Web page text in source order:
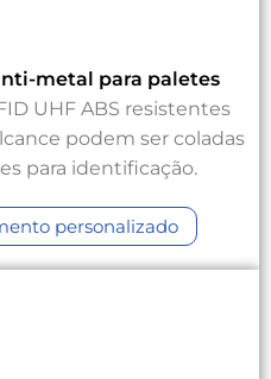
metal para paletes
UHF ABS resistentes
podem ser coladas
para identificação.
personalizado